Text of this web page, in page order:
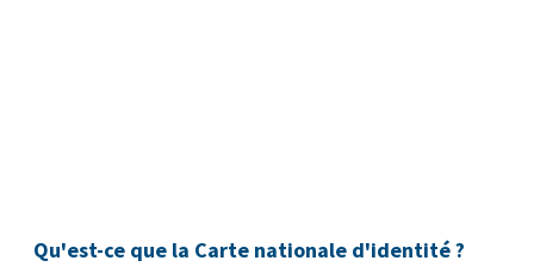
Qu'est-ce que la Carte nationale d'identité ?